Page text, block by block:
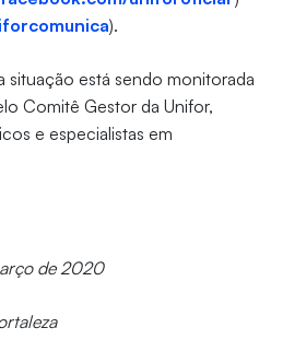
).
situação está sendo monitorada
Comitê Gestor da Unifor,
e especialistas em
de 2020